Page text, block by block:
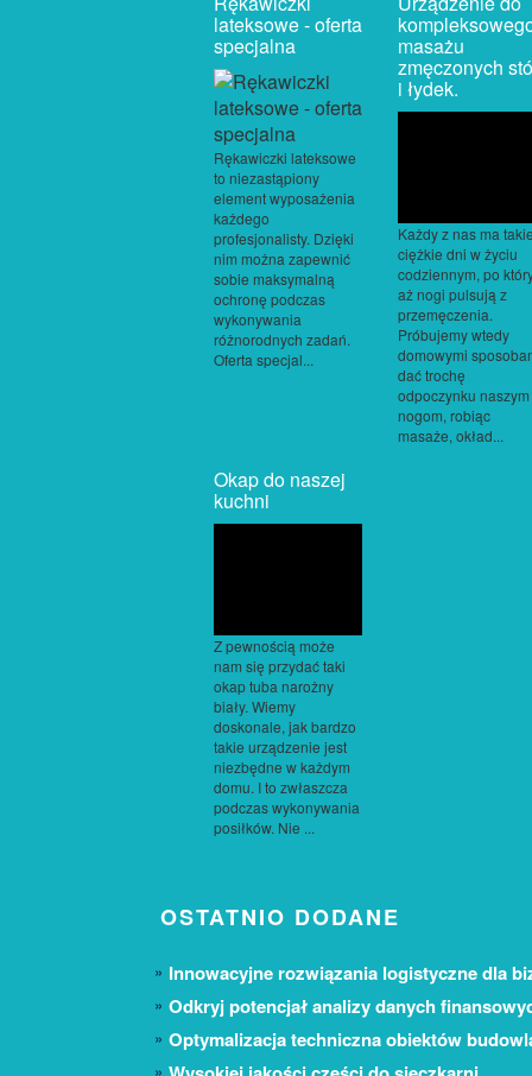
lateksowe - oferta
specjalna
Rękawiczki lateksowe
to niezastąpiony
element wyposażenia
każdego
profesjonalisty. Dzięki
nim można zapewnić
sobie maksymalną
ochronę podczas
wykonywania
różnorodnych zadań.
Oferta specjal...
masażu
zmęczonych
i łydek.
Każdy z nas ma
ciężkie dni w życiu
codziennym, po
aż nogi pulsują z
przemęczenia.
Próbujemy wtedy
domowymi
dać trochę
odpoczynku naszym
nogom, robiąc
masaże, okład...
Okap do naszej
kuchni
Z pewnością może
nam się przydać taki
okap tuba narożny
biały. Wiemy
doskonale, jak bardzo
takie urządzenie jest
niezbędne w każdym
domu. I to zwłaszcza
podczas wykonywania
posiłków. Nie ...
OSTATNIO DODANE
Innowacyjne rozwiązania logistyczne dla
Odkryj potencjał analizy danych
Optymalizacja techniczna obiektów